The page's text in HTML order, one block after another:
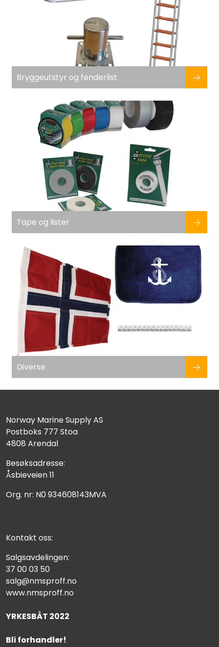
Bryggeutstyr og fenderlist
Tape og lister
Diverse
Norway Marine Supply AS
Postboks 777 Stoa
4808 Arendal
Besøksadresse:
Åsbieveien 11
Org. nr: N0 934608143MVA
Kontakt oss:
Salgsavdelingen:
37 00 03 50
salg@nmsproff.no
www.nmsproff.no
YRKESBÅT 2022
Bli forhandler!